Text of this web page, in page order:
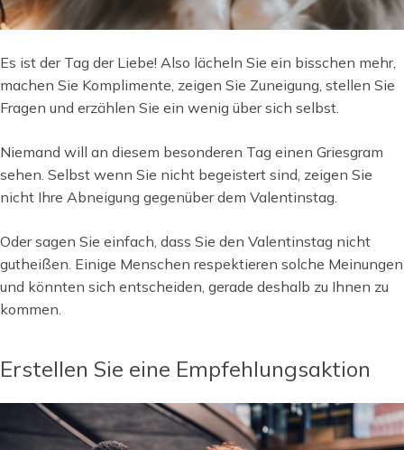
Es ist der Tag der Liebe! Also lächeln Sie ein bisschen mehr,
machen Sie Komplimente, zeigen Sie Zuneigung, stellen Sie
Fragen und erzählen Sie ein wenig über sich selbst.
Niemand will an diesem besonderen Tag einen Griesgram
sehen. Selbst wenn Sie nicht begeistert sind, zeigen Sie
nicht Ihre Abneigung gegenüber dem Valentinstag.
Oder sagen Sie einfach, dass Sie den Valentinstag nicht
gutheißen. Einige Menschen respektieren solche Meinungen
und könnten sich entscheiden, gerade deshalb zu Ihnen zu
kommen.
Erstellen Sie eine Empfehlungsaktion